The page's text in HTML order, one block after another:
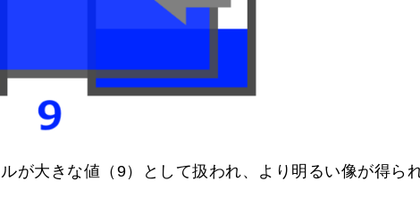
が大きな値（9）として扱われ、より明るい像が得ら